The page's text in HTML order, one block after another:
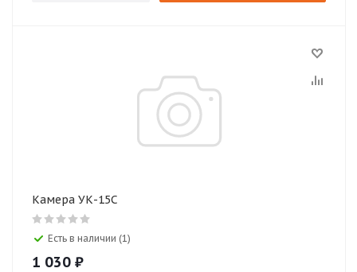
Камера УК-15С
Есть в наличии (1)
1 030 ₽